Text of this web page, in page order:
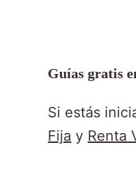
Guías gratis
Si estás
Fija y Renta